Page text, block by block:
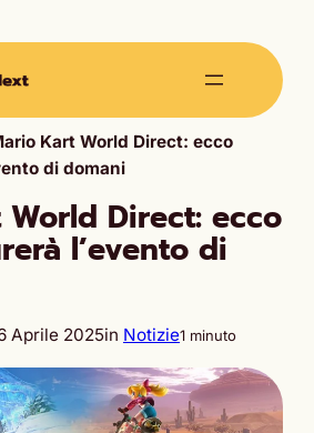
Kart World Direct: ecco
di domani
Direct: ecco
l’evento di
Aprile 2025in Notizie1 minuto